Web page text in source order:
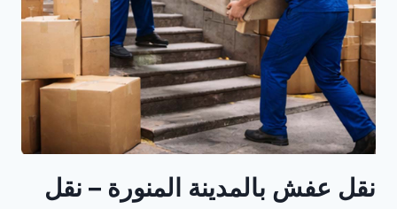
نقل عفش بالمدينة المنورة – نقل